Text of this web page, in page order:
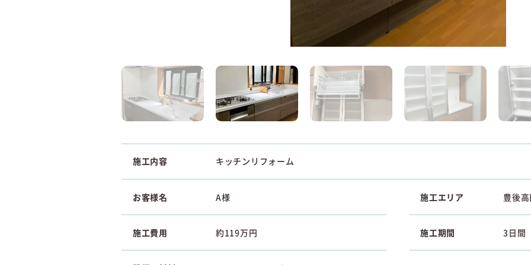
施工内容 キッチンリフォーム
お客様名 A様 施工エリア 豊後
施工費用 約119万円 施工期間 3日間